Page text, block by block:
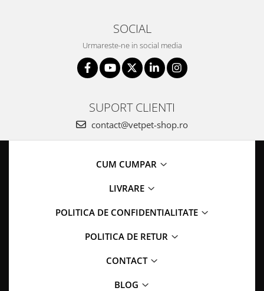
SOCIAL
Urmareste-ne in social media
SUPORT CLIENTI
contact@vetpet-shop.ro
CUM CUMPAR
LIVRARE
POLITICA DE CONFIDENTIALITATE
POLITICA DE RETUR
CONTACT
BLOG